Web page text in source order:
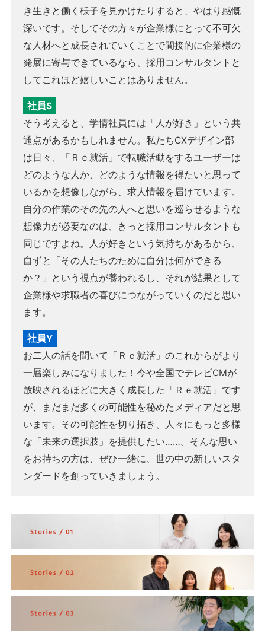
き生きと働く様子を見かけたりすると、やはり感慨
深いです。そしてその方々が企業様にとって不可欠
な人材へと成長されていくことで間接的に企業様の
発展に寄与できているなら、採用コンサルタントと
してこれほど嬉しいことはありません。
社員S
そう考えると、学情社員には「人が好き」という共
通点があるかもしれません。私たちCXデザイン部
は日々、「Ｒｅ就活」で転職活動をするユーザーは
どのような人か、どのような情報を得たいと思って
いるかを想像しながら、求人情報を届けています。
自分の作業のその先の人へと思いを巡らせるような
想像力が必要なのは、きっと採用コンサルタントも
同じですよね。人が好きという気持ちがあるから、
自ずと「その人たちのために自分は何ができる
か？」という視点が養われるし、それが結果として
企業様や求職者の喜びにつながっていくのだと思い
ます。
社員Y
お二人の話を聞いて「Ｒｅ就活」のこれからがより
一層楽しみになりました！今や全国でテレビCMが
放映されるほどに大きく成長した「Ｒｅ就活」です
が、まだまだ多くの可能性を秘めたメディアだと思
います。その可能性を切り拓き、人々にもっと多様
な「未来の選択肢」を提供したい……。そんな思い
をお持ちの方は、ぜひ一緒に、世の中の新しいスタ
ンダードを創っていきましょう。